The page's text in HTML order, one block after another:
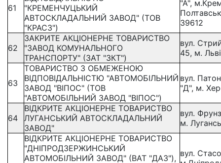
61
"КРЕМЕНЧУЦЬКИЙ
АВТОСКЛАДАЛЬНИЙ ЗАВОД" (ТОВ
"КРАСЗ")
"А",
39612
62
ЗАКРИТЕ АКЦІОНЕРНЕ ТОВАРИСТВО
"ЗАВОД КОМУНАЛЬНОГО
ТРАНСПОРТУ" (ЗАТ "ЗКТ")
вул.
45, м.
63
ТОВАРИСТВО З ОБМЕЖЕНОЮ
ВІДПОВІДАЛЬНІСТЮ "АВТОМОБІЛЬНИЙ
ЗАВОД "ВІПОС" (ТОВ
"АВТОМОБІЛЬНИЙ ЗАВОД "ВІПОС")
вул.
"Д", м.
64
ВІДКРИТЕ АКЦІОНЕРНЕ ТОВАРИСТВО
ЛУГАНСЬКИЙ АВТОСКЛАДАЛЬНИЙ
ЗАВОД"
вул.
м.
ВІДКРИТЕ АКЦІОНЕРНЕ ТОВАРИСТВО
"ДНІПРОДЗЕРЖИНСЬКИЙ
АВТОМОБІЛЬНИЙ ЗАВОД" (ВАТ "ДАЗ"), вул.